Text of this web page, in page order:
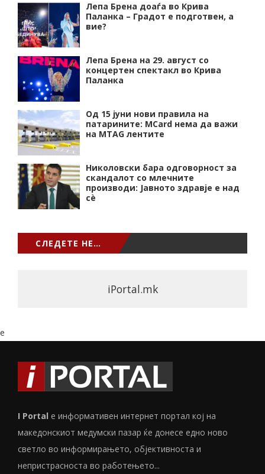
Лепа Брена доаѓа во Крива
Паланка – Градот е подготвен, а
вие?
Лепа Брена на 29. август со
концертен спектакл во Крива
Паланка
Од 15 јуни нови правила на
патарините: MCard нема да важи
на MTAG лентите
Николовски бара одговорност за
скандалот со млечните
производи: Јавното здравје е над
сѐ
СЛЕДЕТЕ НЕ…
iPortal.mk
e
I Portal е информативен интернет портал кој на
македонскиот медумски пазар ќе донесе едно ново
светло во информирањето, објективноста и
непристрасноста во работењето...